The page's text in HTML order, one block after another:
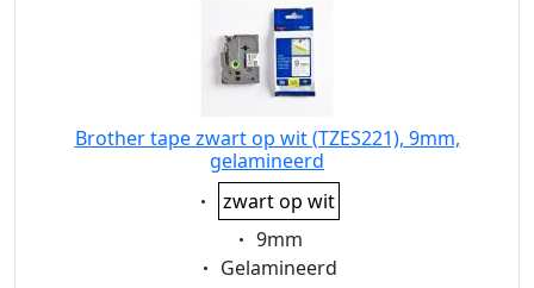
Brother tape zwart op wit (TZES221), 9mm,
gelamineerd
Eigenschaft:
zwart op wit
Eigenschaft:
9mm
Eigenschaft:
Gelamineerd